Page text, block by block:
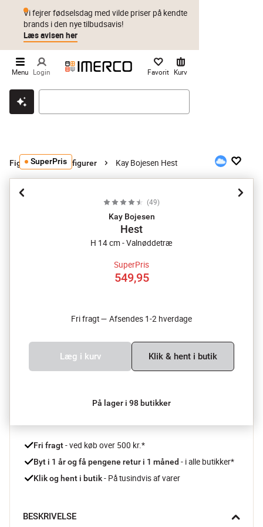
Klik & hent Byt i 1 år Prismatch
Vi fejrer fødselsdag med vilde priser på kendte
brands i den nye tilbudsavis!
Læs avisen her
Menu Login Favorit Kurv
Figurer Dyrefigurer Kay Bojesen Hest
SuperPris
(49)
Kay Bojesen
Hest
H 14 cm - Valnøddetræ
SuperPris
549,95
Fri fragt — Afsendes 1-2 hverdage
Læg i kurv Klik & hent i butik
På lager i 98 butikker
Fri fragt - ved køb over 500 kr.*
Byt i 1 år og få pengene retur i 1 måned - i alle butikker*
Klik og hent i butik - På tusindvis af varer
BESKRIVELSE